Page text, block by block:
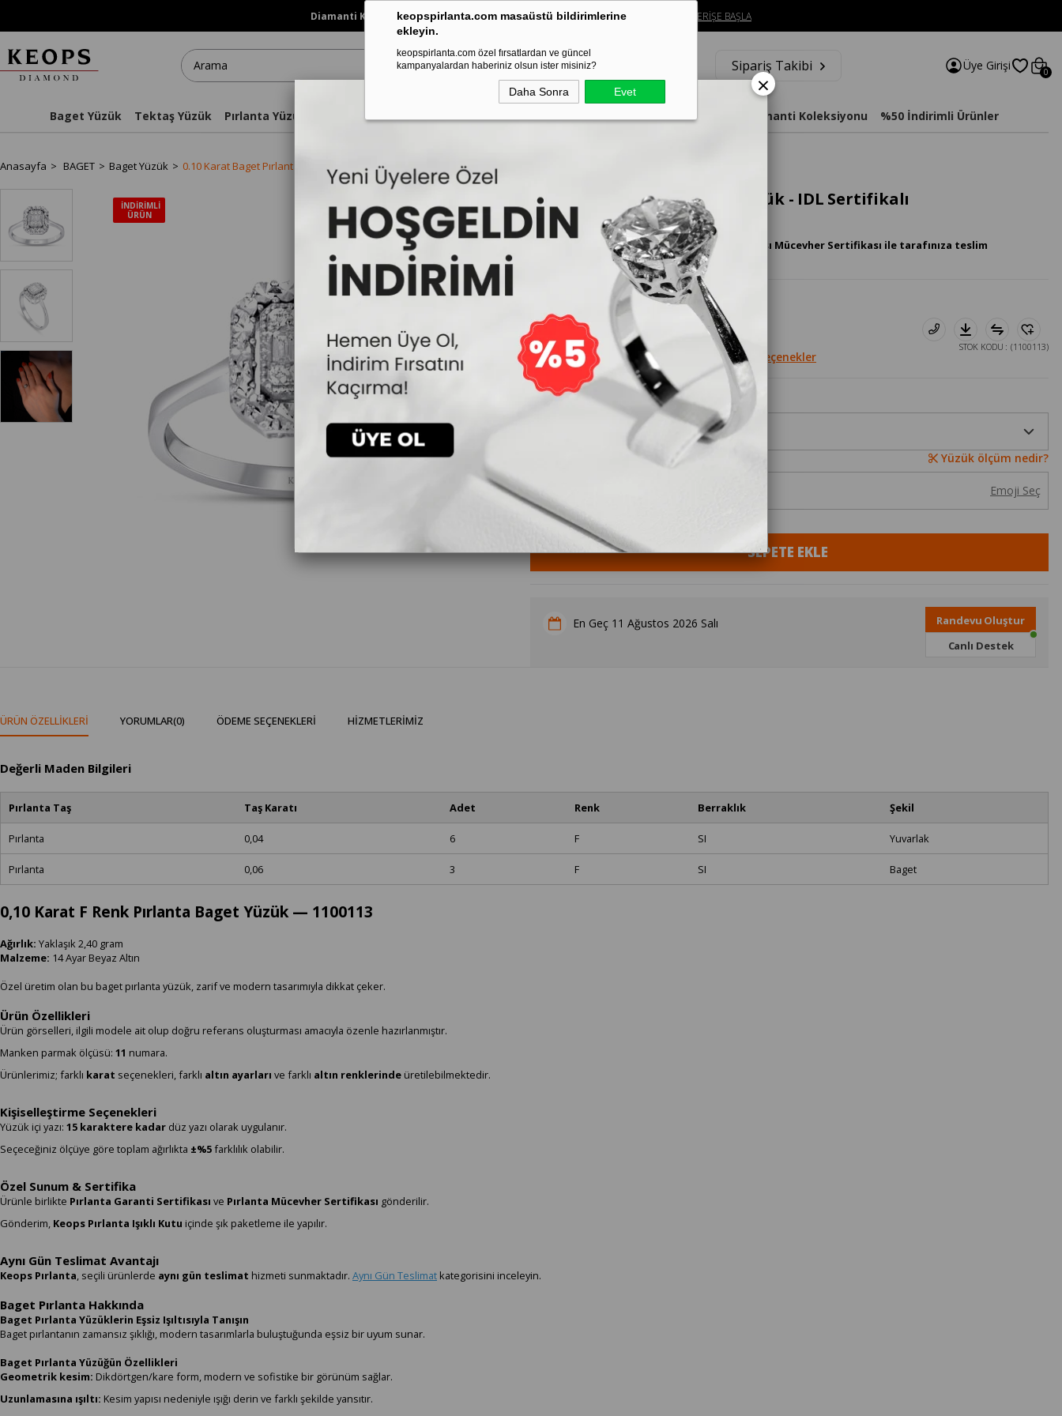
keopspirlanta.com masaüstü bildirimlerine
ekleyin.
keopspirlanta.com özel fırsatlardan ve güncel
kampanyalardan haberiniz olsun ister misiniz?
Daha Sonra Evet
Diamanti Koleksiyonunda %40’a Varan İndirim!Sınırlı süreli bu fırsatı kaçırma. ALIŞVERİŞE BAŞLA
Sipariş Takibi Üye Girişi 0
Baget Yüzük Tektaş Yüzük Pırlanta Yüzükler Aynı Gün Teslimat Diamanti Koleksiyonu %50 İndirimli Ürünler
Anasayfa BAGET Baget Yüzük 0.10 Karat Baget Pırlanta Yüzük - IDL Sertifikalı
İNDIRIMLI
ÜRÜN
0.10 Karat Baget Pırlanta Yüzük - IDL Sertifikalı
İncelemekte olduğunuz model,IDL Uluslararası Mücevher Sertifikası ile tarafınıza teslim
16.879₺
38
5.626₺ `den başlayan taksitlerle Diğer Seçenekler
(1100113)
STOK KODU
Yüzük Ölçüsü
Yüzük ölçüm nedir?
Emoji Seç
En Geç 11 Ağustos 2026 Salı
Randevu Oluştur
Canlı Destek
ÜRÜN ÖZELLIKLERI YORUMLAR(0) ÖDEME SEÇENEKLERI HIZMETLERIMIZ
Değerli Maden Bilgileri
Pırlanta Taş Taş Karatı Adet Renk Berraklık Şekil
Pırlanta 0,04 6 F SI Yuvarlak
Pırlanta 0,06 3 F SI Baget
0,10 Karat F Renk Pırlanta Baget Yüzük — 1100113
Ağırlık: Yaklaşık 2,40 gram
Malzeme: 14 Ayar Beyaz Altın
Özel üretim olan bu baget pırlanta yüzük, zarif ve modern tasarımıyla dikkat çeker.
Ürün Özellikleri
Ürün görselleri, ilgili modele ait olup doğru referans oluşturması amacıyla özenle hazırlanmıştır.
Manken parmak ölçüsü: 11 numara.
Ürünlerimiz; farklı karat seçenekleri, farklı altın ayarları ve farklı altın renklerinde üretilebilmektedir.
Kişiselleştirme Seçenekleri
Yüzük içi yazı: 15 karaktere kadar düz yazı olarak uygulanır.
Seçeceğiniz ölçüye göre toplam ağırlıkta ±%5farklılık olabilir.
Özel Sunum & Sertifika
Ürünle birlikte Pırlanta Garanti Sertifikası ve Pırlanta Mücevher Sertifikası gönderilir.
Gönderim, Keops Pırlanta Işıklı Kutu içinde şık paketleme ile yapılır.
Aynı Gün Teslimat Avantajı
Keops Pırlanta, seçili ürünlerde aynı gün teslimat hizmeti sunmaktadır. Aynı Gün Teslimat kategorisini inceleyin.
Baget Pırlanta Hakkında
Baget Pırlanta Yüzüklerin Eşsiz Işıltısıyla Tanışın
Baget pırlantanın zamansız şıklığı, modern tasarımlarla buluştuğunda eşsiz bir uyum sunar.
Baget Pırlanta Yüzüğün Özellikleri
Geometrik kesim: Dikdörtgen/kare form, modern ve sofistike bir görünüm sağlar.
Uzunlamasına ışıltı: Kesim yapısı nedeniyle ışığı derin ve farklı şekilde yansıtır.
×